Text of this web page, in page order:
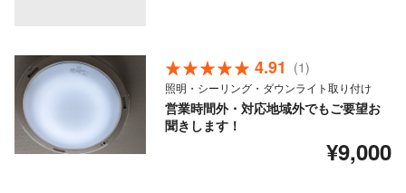
4.91 (1)
照明・シーリング・ダウンライト取り付け
営業時間外・対応地域外でもご要望お
聞きします！
¥9,000